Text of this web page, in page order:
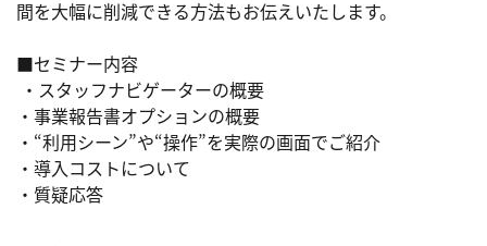
間を大幅に削減できる方法もお伝えいたします。
■セミナー内容
・事業報告書オプションの概要
・“利用シーン”や“操作”を実際の画面でご紹介
・導入コストについて
・質疑応答